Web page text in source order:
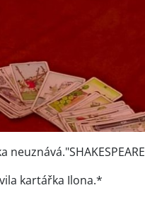
kartářka Ilona.*